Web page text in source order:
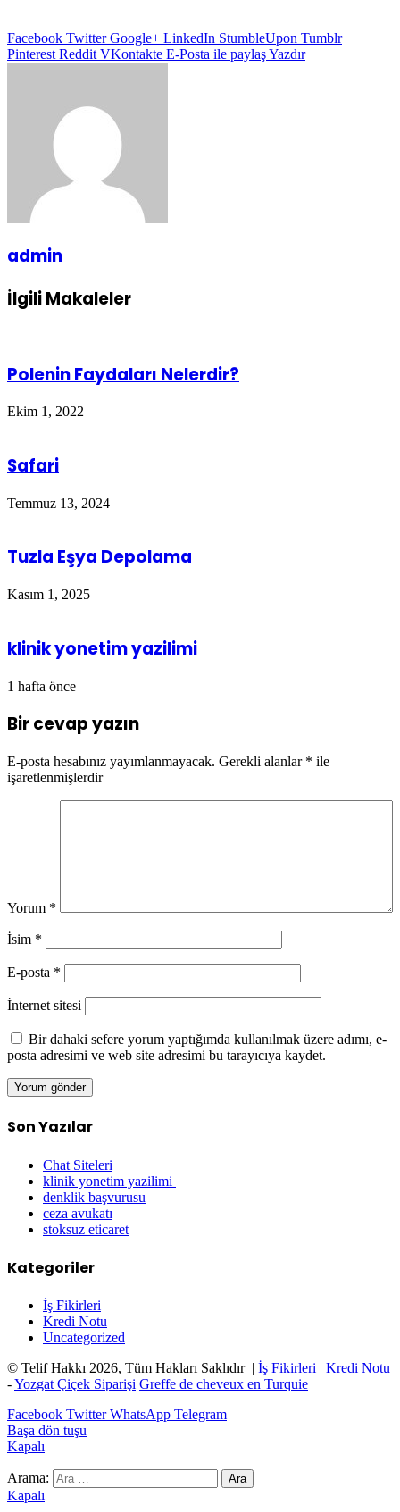
Facebook Twitter Google+ LinkedIn StumbleUpon Tumblr
Pinterest Reddit VKontakte E-Posta ile paylaşYazdır
admin
İlgili Makaleler
Polenin Faydaları Nelerdir?
Ekim 1, 2022
Safari
Temmuz 13, 2024
Tuzla Eşya Depolama
Kasım 1, 2025
klinik yonetim yazilimi
1 hafta önce
Bir cevap yazın
E-posta hesabınız yayımlanmayacak. Gerekli alanlar * ile
işaretlenmişlerdir
Yorum *
İsim *
E-posta *
İnternet sitesi
Bir dahaki sefere yorum yaptığımda kullanılmak üzere adımı, e-
posta adresimi ve web site adresimi bu tarayıcıya kaydet.
Son Yazılar
Chat Siteleri
klinik yonetim yazilimi
denklik başvurusu
ceza avukatı
stoksuz eticaret
Kategoriler
İş Fikirleri
Kredi Notu
Uncategorized
© Telif Hakkı 2026, Tüm Hakları Saklıdır | İş Fikirleri | Kredi Notu
-Yozgat Çiçek Siparişi Greffe de cheveux en Turquie
Facebook Twitter WhatsApp Telegram
Başa dön tuşu
Kapalı
Arama:
Kapalı